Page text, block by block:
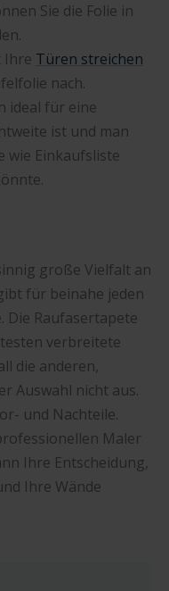
Sie die Folie in
Ihre Türen streichen
nach.
ideal für eine
ist und man
wie Einkaufsliste
große Vielfalt an
für beinahe jeden
Die Raufasertapete
verbreitete
die anderen,
Auswahl nicht aus.
und Nachteile.
Maler
Ihre Entscheidung,
Ihre Wände